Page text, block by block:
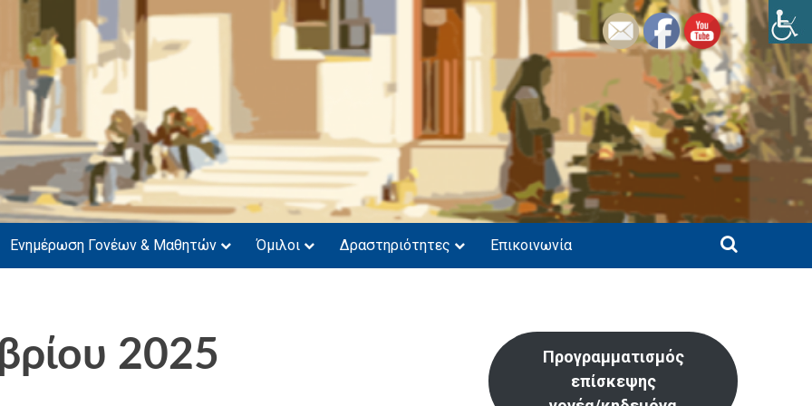
Μυτιλήνης
Ενημέρωση Γονέων & Μαθητών Όμιλοι Δραστηριότητες Επικοινωνία
2025
Προγραμματισμός
επίσκεψης